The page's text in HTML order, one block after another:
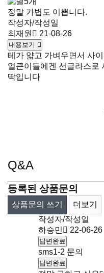
정말 가볍도 이쁩니다.
작성자/작성일
최재원
21-08-26
내용보기
테가 얇고 가벼우면서 사
얼큰이들에겐 선글라스로
딱입니다
Q&A
등록된 상품문의
상품문의 쓰기
더보기
작성자/작성일
하승민
22-06-26
답변완료
sms1-2 문의
답변완료